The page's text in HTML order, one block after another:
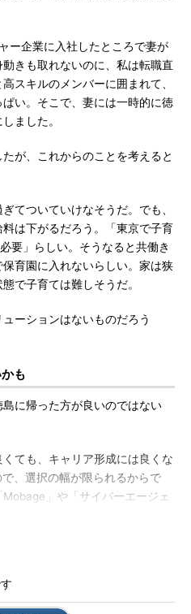
ー企業に入社したところで妻が
きも取れないのに、私は転職直
スキルのメンバーに囲まれて、
い。そこで、妻には一時的に徳
ました。
が、これからのことを考えると
てついていけなそうだ。でも、
は下がるだろう。「東京で子育
要」らしい。そうなると共働き
育園に入れないらしい。家は狭
で子育ては難しそうだ。
ーションはないものだろう
も
に帰った方が良いのではない
ても、キャリア形成には良くな
、選択の幅が限られるからで
」や「サイバーエージェ
なIT企業が見つかりました。給